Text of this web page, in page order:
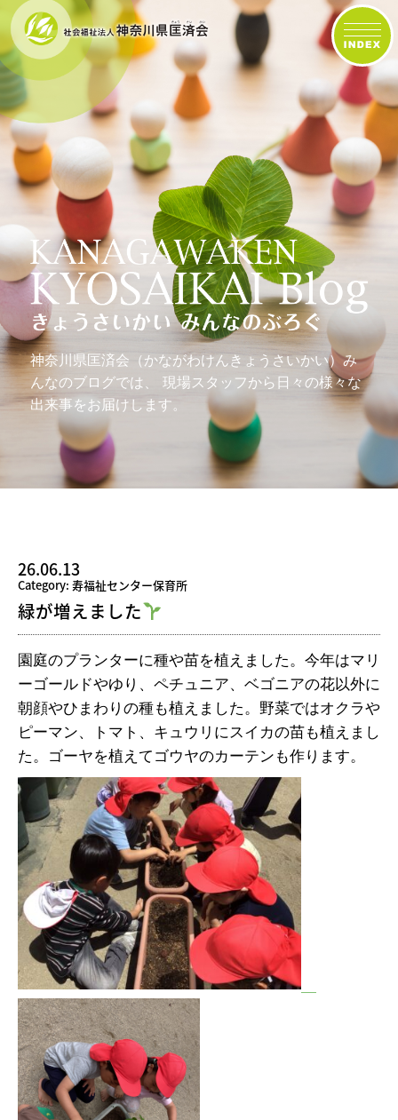
神奈川県匡済会（かながわけんきょうさいかい）み
んなのブログでは、
現場スタッフから日々の様々な
出来事をお届けします。
26.06.13
Category: 寿福祉センター保育所
緑が増えました
園庭のプランターに種や苗を植えました。今年はマリ
ーゴールドやゆり、ペチュニア、ベゴニアの花以外に
朝顔やひまわりの種も植えました。野菜ではオクラや
ピーマン、トマト、キュウリにスイカの苗も植えまし
た。ゴーヤを植えてゴウヤのカーテンも作ります。